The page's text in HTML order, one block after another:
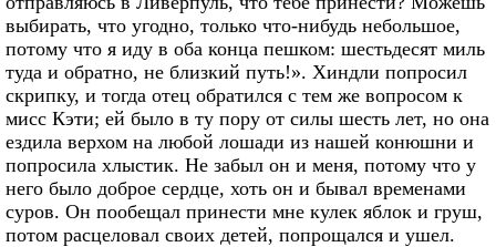
выбирать, что угодно, только что-нибудь небольшое,
потому что я иду в оба конца пешком: шестьдесят миль
туда и обратно, не близкий путь!». Хиндли попросил
скрипку, и тогда отец обратился с тем же вопросом к
мисс Кэти; ей было в ту пору от силы шесть лет, но она
ездила верхом на любой лошади из нашей конюшни и
попросила хлыстик. Не забыл он и меня, потому что у
него было доброе сердце, хоть он и бывал временами
суров. Он пообещал принести мне кулек яблок и груш,
потом расцеловал своих детей, попрощался и ушел.